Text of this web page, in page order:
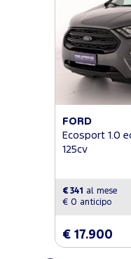
FORD
Ecosport 1.0
125cv
€ 341
al mese
€ 0 anticipo
€ 17.900